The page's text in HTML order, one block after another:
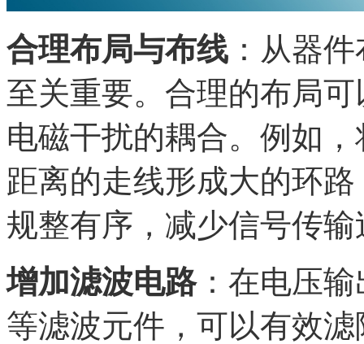
合理布局与布线 ：从器
至关重要。合理的布局
电磁干扰的耦合。例如
距离的走线形成大的环
规整有序，减少信号传
增加滤波电路：在电压
等滤波元件，可以有效